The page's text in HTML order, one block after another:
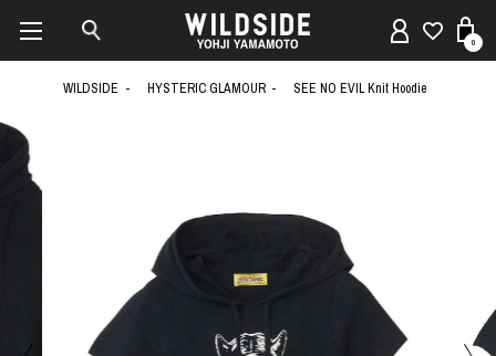
0
WILDSIDE HYSTERIC GLAMOUR SEE NO EVIL Knit Hoodie